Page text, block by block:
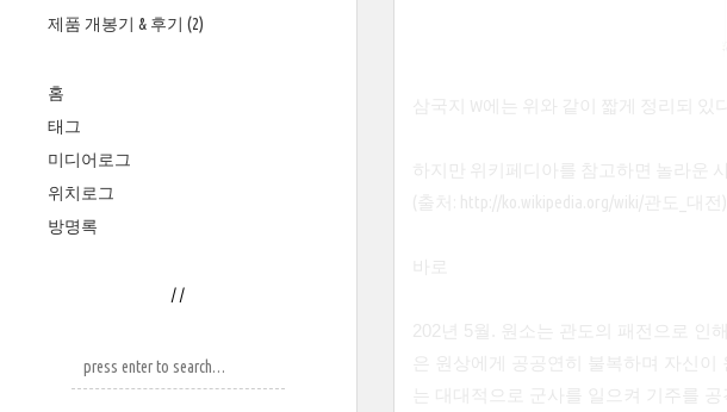
제품 개봉기 & 후기 (2)
홈
태그
미디어로그
위치로그
방명록
/ /